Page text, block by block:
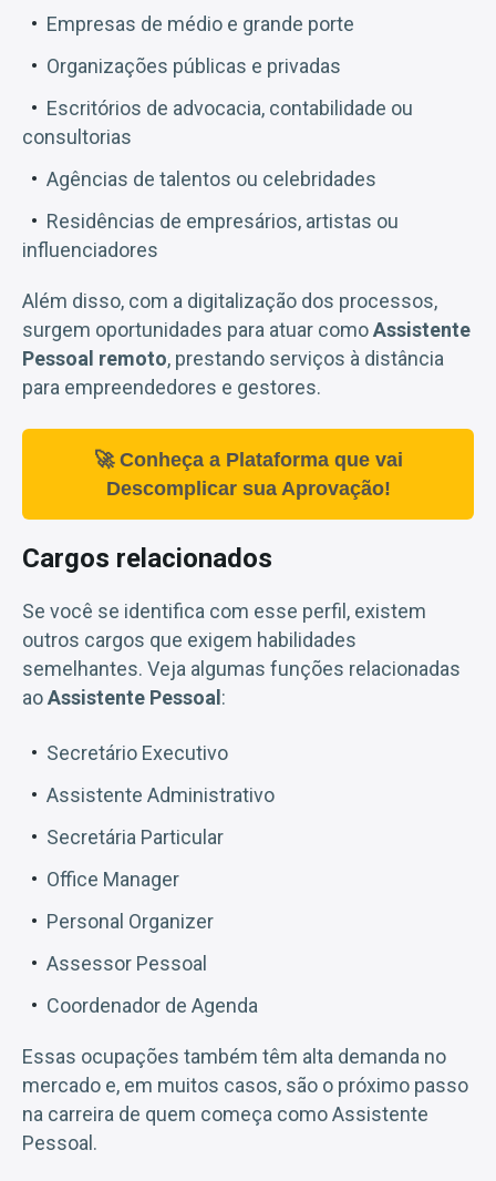
Empresas de médio e grande porte
Organizações públicas e privadas
Escritórios de advocacia, contabilidade ou
consultorias
Agências de talentos ou celebridades
Residências de empresários, artistas ou
influenciadores
Além disso, com a digitalização dos processos,
surgem oportunidades para atuar comoAssistente
Pessoal remoto, prestando serviços à distância
para empreendedores e gestores.
🚀 Conheça a Plataforma que vai
Descomplicar sua Aprovação!
Cargos relacionados
Se você se identifica com esse perfil, existem
outros cargos que exigem habilidades
semelhantes. Veja algumas funções relacionadas
aoAssistente Pessoal :
Secretário Executivo
Assistente Administrativo
Secretária Particular
Office Manager
Personal Organizer
Assessor Pessoal
Coordenador de Agenda
Essas ocupações também têm alta demanda no
mercado e, em muitos casos, são o próximo passo
na carreira de quem começa como Assistente
Pessoal.